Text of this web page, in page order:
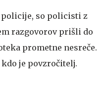
so policisti z
razgovorov prišli do
prometne nesreče.
je povzročitelj.